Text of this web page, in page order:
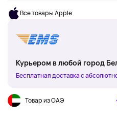
Все товары Apple
Курьером в любой город
Бесплатная доставка с
Товар из ОАЭ